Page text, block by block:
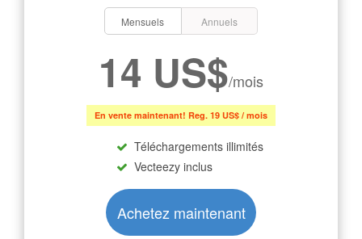
Mensuels Annuels
14 US$/mois
En vente maintenant! Reg. 19 US$ / mois
Téléchargements illimités
Vecteezy inclus
Achetez maintenant